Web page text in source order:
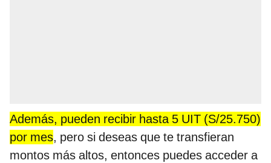
Además, pueden recibir hasta 5 UIT (S/25.750)
por mes, pero si deseas que te transfieran
montos más altos, entonces puedes acceder a